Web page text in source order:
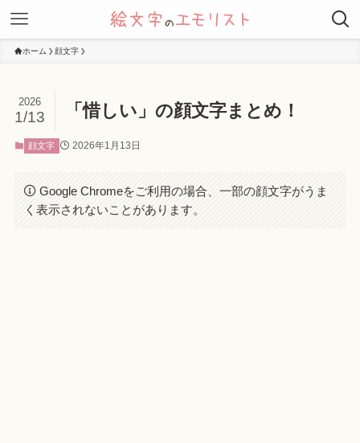
ホーム 顔文字
「惜しい」の顔文字まとめ！
2026
1/13
顔文字 2026年1月13日
Google Chromeをご利用の場合、一部の顔文字がうま
く表示されないことがあります。